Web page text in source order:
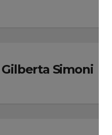
Gilberta Simoni